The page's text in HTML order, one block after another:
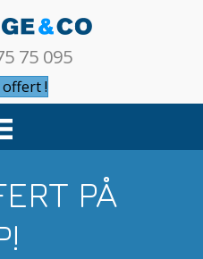
75 095
!
PÅ